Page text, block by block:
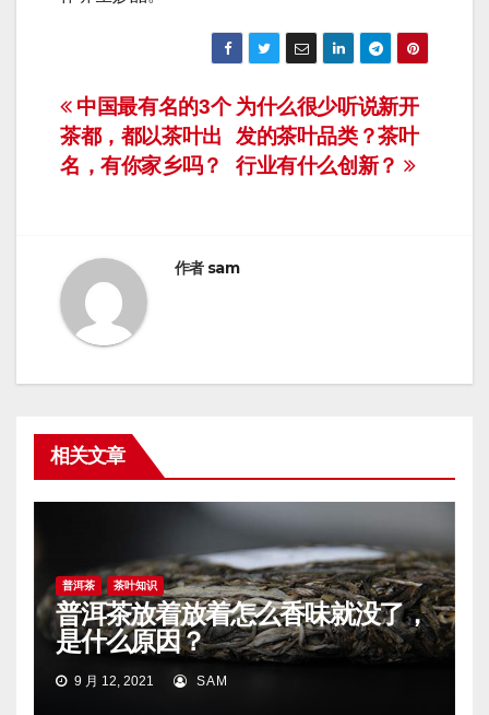
文
章
航
为什么很少听说新开
发的茶叶品类？茶叶
行业有什么创新？
中国最有名的3个
茶都，都以茶叶出
名，有你家乡吗？
作者 sam
相关文章
普洱茶 茶叶知识
普洱茶放着放着怎么香味就没了，
是什么原因？
9 月 12, 2021 SAM